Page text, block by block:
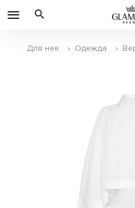
Для нее › Одежда ›